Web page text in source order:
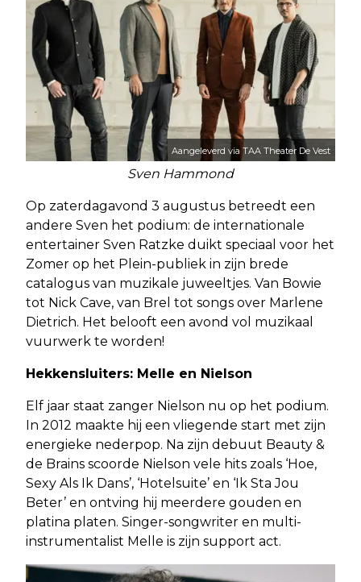
Aangeleverd via TAA Theater De Vest
Sven Hammond
Op zaterdagavond 3 augustus betreedt een
andere Sven het podium: de internationale
entertainer Sven Ratzke duikt speciaal voor het
Zomer op het Plein-publiek in zijn brede
catalogus van muzikale juweeltjes. Van Bowie
tot Nick Cave, van Brel tot songs over Marlene
Dietrich. Het belooft een avond vol muzikaal
vuurwerk te worden!
Hekkensluiters: Melle en Nielson
Elf jaar staat zanger Nielson nu op het podium.
In 2012 maakte hij een vliegende start met zijn
energieke nederpop. Na zijn debuut Beauty &
de Brains scoorde Nielson vele hits zoals ‘Hoe,
Sexy Als Ik Dans’, ‘Hotelsuite’ en ‘Ik Sta Jou
Beter’ en ontving hij meerdere gouden en
platina platen. Singer-songwriter en multi-
instrumentalist Melle is zijn support act.